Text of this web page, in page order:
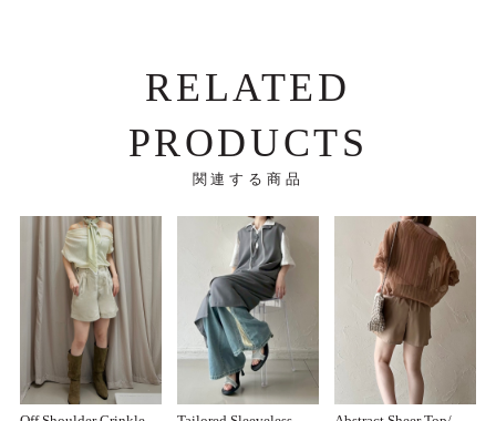
RELATED
PRODUCTS
関連する商品